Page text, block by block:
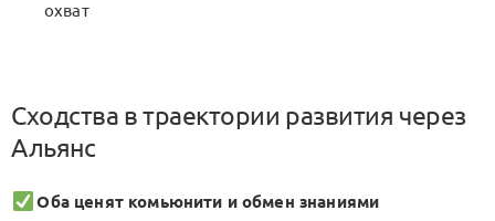
охват
Сходства в траектории развития через
Альянс
Оба ценят комьюнити и обмен знаниями